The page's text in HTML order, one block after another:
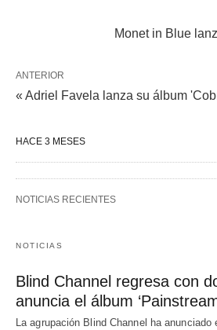
Monet in Blue
ANTERIOR
« Adriel Favela lanza su álbum
HACE 3 MESES
NOTICIAS RECIENTES
NOTICIAS
Blind Channel regresa con
anuncia el álbum
La agrupación Blind Channel ha